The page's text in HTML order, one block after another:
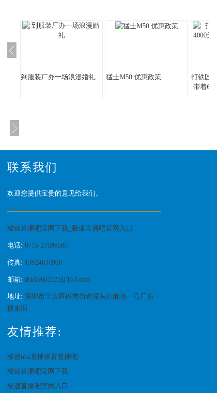
到服装厂办一场浪漫婚礼 猛士M50 优惠政策
打铁匠
带着6
联系我们
欢迎您提供宝贵的意见给我们。
极速直播吧官网下载_极速直播吧官网入口
电话: 0755-27699586
传真: 13924638906
邮箱: dsk19681123@163.com
地址: 深圳市宝安区松岗街道潭头油麻地一号厂房一
楼东面
友情推荐:
极速nba直播体育直播吧
极速直播吧官网下载
极速直播吧官网入口